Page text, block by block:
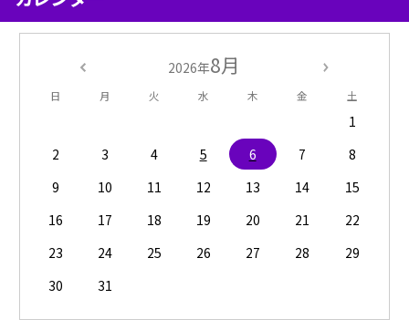
2026年8月
日 月 火 水 木 金 土
1
2
3 4 5 6 7
8
9
10 11 12 13 14
15
16
17 18 19 20 21
22
23
24 25 26 27 28
29
30
31